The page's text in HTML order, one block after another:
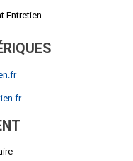
Entretien